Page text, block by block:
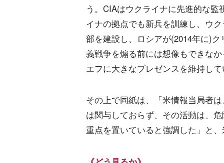
う。CIAはウクライナに先進的な
イナの拠点でも新兵を訓練し、ウ
部を建設し、ロシアが(2014年に)
義戦争を煽る前には想像もできな
エフに大きなプレゼンスを維持し
その上で同紙は、「米情報当局者
は関与しておらず、その活動は、
重点を置いていると強調した」と